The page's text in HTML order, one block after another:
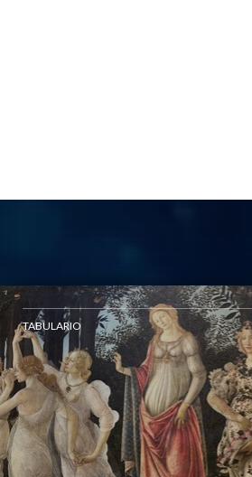
TABULARIO